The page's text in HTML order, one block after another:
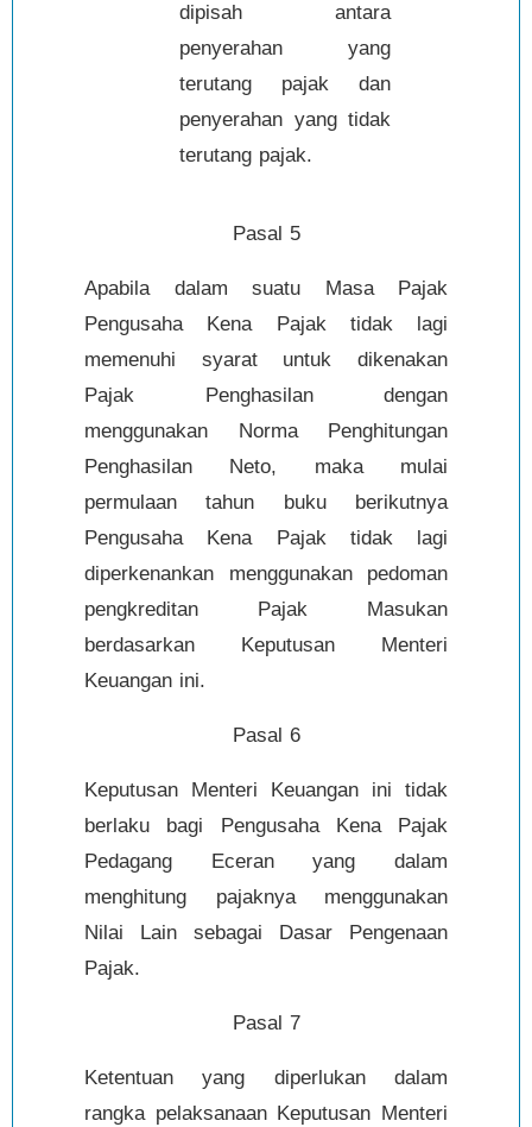
dipisah antara
penyerahan yang
terutang pajak dan
penyerahan yang tidak
terutang pajak.
Pasal 5
Apabila dalam suatu Masa Pajak
Pengusaha Kena Pajak tidak lagi
memenuhi syarat untuk dikenakan
Pajak Penghasilan dengan
menggunakan Norma Penghitungan
Penghasilan Neto, maka mulai
permulaan tahun buku berikutnya
Pengusaha Kena Pajak tidak lagi
diperkenankan menggunakan pedoman
pengkreditan Pajak Masukan
berdasarkan Keputusan Menteri
Keuangan ini.
Pasal 6
Keputusan Menteri Keuangan ini tidak
berlaku bagi Pengusaha Kena Pajak
Pedagang Eceran yang dalam
menghitung pajaknya menggunakan
Nilai Lain sebagai Dasar Pengenaan
Pajak.
Pasal 7
Ketentuan yang diperlukan dalam
rangka pelaksanaan Keputusan Menteri